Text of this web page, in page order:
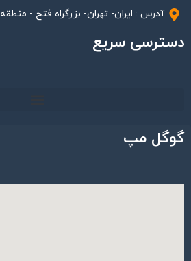
آدرس : ایران- تهران- بزرگراه فتح - منطقه 18
دسترسی سریع
گوگل مپ